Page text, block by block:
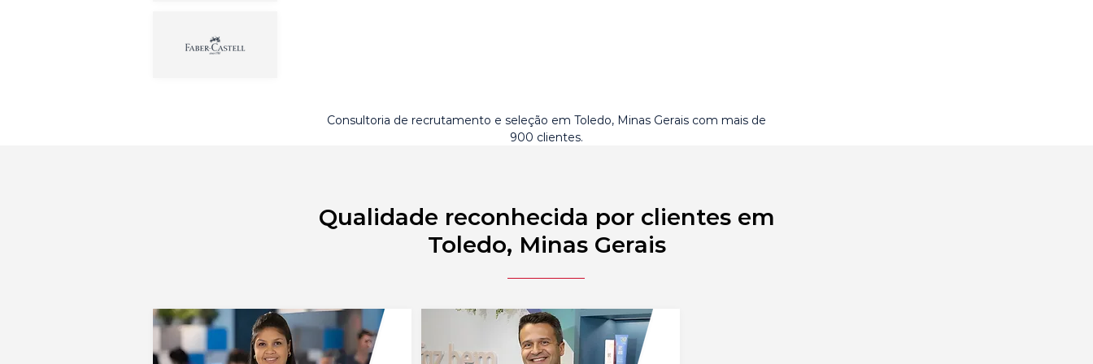
Consultoria de recrutamento e seleção em Toledo, Minas Gerais com mais de
900 clientes.
Qualidade reconhecida por clientes em
Toledo, Minas Gerais